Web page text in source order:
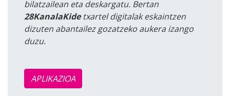
bilatzailean eta deskargatu. Bertan
28KanalaKidetxartel digitalak eskaintzen
dizuten abantailez gozatzeko aukera izango
duzu.
APLIKAZIOA